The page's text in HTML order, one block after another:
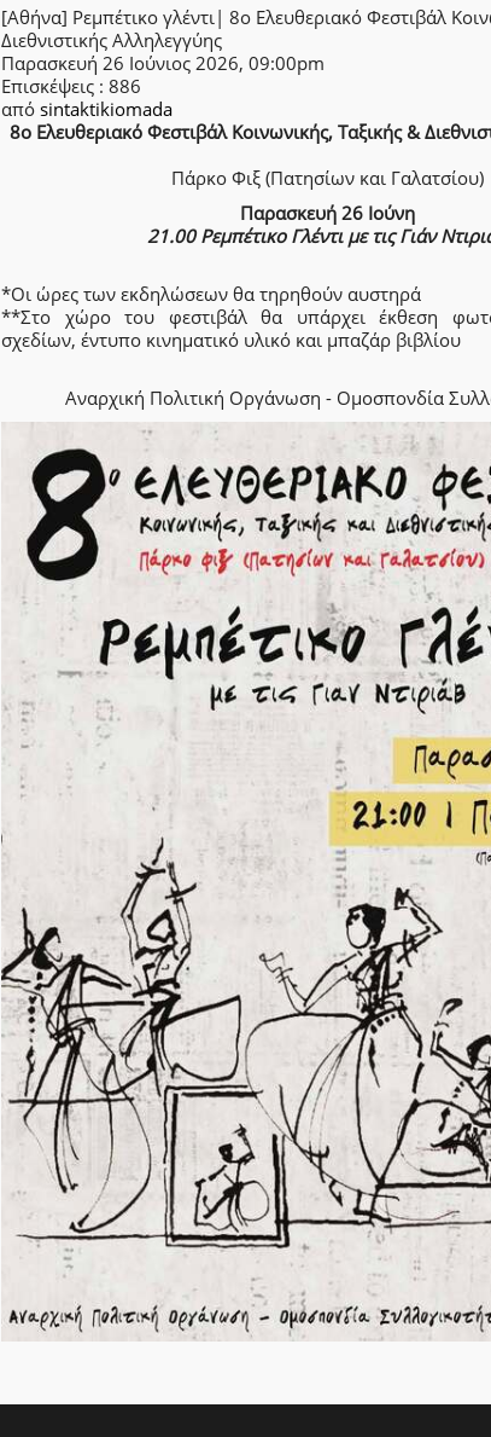
[Αθήνα] Ρεμπέτικο γλέντι| 8ο Ελευθεριακό Φεστιβάλ
Διεθνιστικής Αλληλεγγύης
Παρασκευή 26 Ιούνιος 2026, 09:00pm
Επισκέψεις : 886
από sintaktikiomada
8ο Ελευθεριακό Φεστιβάλ Κοινωνικής, Ταξικής &
Πάρκο Φιξ (Πατησίων και Γαλατσίου)
Παρασκευή 26 Ιούνη
21.00 Ρεμπέτικο Γλέντι με τις Γιάν
*Οι ώρες των εκδηλώσεων θα τηρηθούν αυστηρά
**Στο χώρο του φεστιβάλ θα υπάρχει έκθεση
σχεδίων, έντυπο κινηματικό υλικό και μπαζάρ βιβλίου
Αναρχική Πολιτική Οργάνωση - Ομοσπονδία